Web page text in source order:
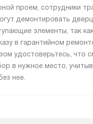
проем, сотрудники
демонтировать
элементы, так
в гарантийном
удостоверьтесь, что
в нужное место,
нее.